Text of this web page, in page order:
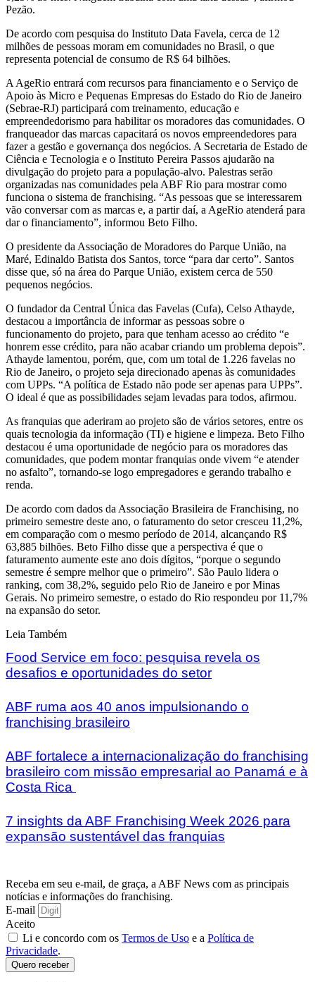
Pezão.
De acordo com pesquisa do Instituto Data Favela, cerca de 12
milhões de pessoas moram em comunidades no Brasil, o que
representa potencial de consumo de R$ 64 bilhões.
A AgeRio entrará com recursos para financiamento e o Serviço de
Apoio às Micro e Pequenas Empresas do Estado do Rio de Janeiro
(Sebrae-RJ) participará com treinamento, educação e
empreendedorismo para habilitar os moradores das comunidades. O
franqueador das marcas capacitará os novos empreendedores para
fazer a gestão e governança dos negócios. A Secretaria de Estado de
Ciência e Tecnologia e o Instituto Pereira Passos ajudarão na
divulgação do projeto para a população-alvo. Palestras serão
organizadas nas comunidades pela ABF Rio para mostrar como
funciona o sistema de franchising. “As pessoas que se interessarem
vão conversar com as marcas e, a partir daí, a AgeRio atenderá para
dar o financiamento”, informou Beto Filho.
O presidente da Associação de Moradores do Parque União, na
Maré, Edinaldo Batista dos Santos, torce “para dar certo”. Santos
disse que, só na área do Parque União, existem cerca de 550
pequenos negócios.
O fundador da Central Única das Favelas (Cufa), Celso Athayde,
destacou a importância de informar as pessoas sobre o
funcionamento do projeto, para que tenham acesso ao crédito “e
honrem esse crédito, para não acabar criando um problema depois”.
Athayde lamentou, porém, que, com um total de 1.226 favelas no
Rio de Janeiro, o projeto seja direcionado apenas às comunidades
com UPPs. “A política de Estado não pode ser apenas para UPPs”.
O ideal é que as possibilidades sejam levadas para todos, afirmou.
As franquias que aderiram ao projeto são de vários setores, entre os
quais tecnologia da informação (TI) e higiene e limpeza. Beto Filho
destacou é uma oportunidade de negócio para os moradores das
comunidades, que podem montar franquias onde vivem “e atender
no asfalto”, tornando-se logo empregadores e gerando trabalho e
renda.
De acordo com dados da Associação Brasileira de Franchising, no
primeiro semestre deste ano, o faturamento do setor cresceu 11,2%,
em comparação com o mesmo período de 2014, alcançando R$
63,885 bilhões. Beto Filho disse que a perspectiva é que o
faturamento aumente este ano dois dígitos, “porque o segundo
semestre é sempre melhor que o primeiro”. São Paulo lidera o
ranking, com 38,2%, seguido pelo Rio de Janeiro e por Minas
Gerais. No primeiro semestre, o estado do Rio respondeu por 11,7%
na expansão do setor.
Leia Também
Food Service em foco: pesquisa revela os
desafios e oportunidades do setor
ABF ruma aos 40 anos impulsionando o
franchising brasileiro
ABF fortalece a internacionalização do franchising
brasileiro com missão empresarial ao Panamá e à
Costa Rica
7 insights da ABF Franchising Week 2026 para
expansão sustentável das franquias
Receba em seu e-mail, de graça, a ABF News com as principais
notícias e informações do franchising.
E-mail
Aceito
Li e concordo com os Termos de Uso e a Política de
Privacidade.
Quero receber